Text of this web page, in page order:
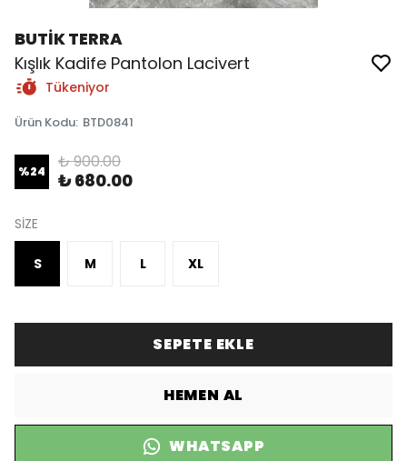
BUTİK TERRA
Kışlık Kadife Pantolon Lacivert
Tükeniyor
Ürün Kodu: BTD0841
%24 ₺ 900.00
₺ 680.00
SİZE
S M L XL
SEPETE EKLE
HEMEN AL
WHATSAPP